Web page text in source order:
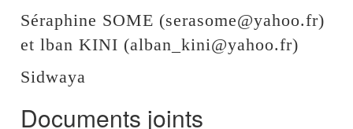
Séraphine SOME (serasome@yahoo.fr)
et lban KINI (alban_kini@yahoo.fr)
Sidwaya
Documents joints